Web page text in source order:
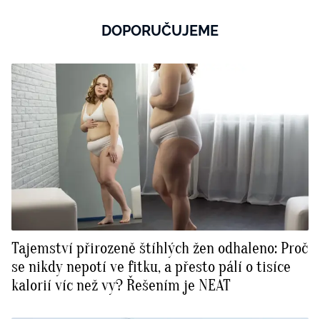
DOPORUČUJEME
Tajemství přirozeně štíhlých žen odhaleno: Proč
se nikdy nepotí ve fitku, a přesto pálí o tisíce
kalorií víc než vy? Řešením je NEAT